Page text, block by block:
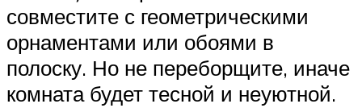
совместите с геометрическими
орнаментами или обоями в
полоску. Но не переборщите, иначе
комната будет тесной и неуютной.